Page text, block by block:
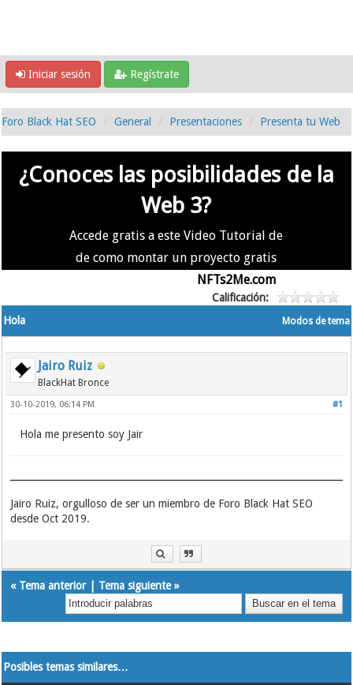
Iniciar sesión Regístrate
Foro Black Hat SEO General Presentaciones Presenta tu Web
¿Conoces las posibilidades de la
Web 3?
Accede gratis a este Video Tutorial de
de como montar un proyecto gratis
NFTs2Me.com
Calificación:
Modos de tema
Hola
Jairo Ruiz
BlackHat Bronce
#1
30-10-2019, 06:14 PM
Hola me presento soy Jair
Jairo Ruiz, orgulloso de ser un miembro de Foro Black Hat SEO
desde Oct 2019.
« Tema anterior| Tema siguiente»
Posibles temas similares…